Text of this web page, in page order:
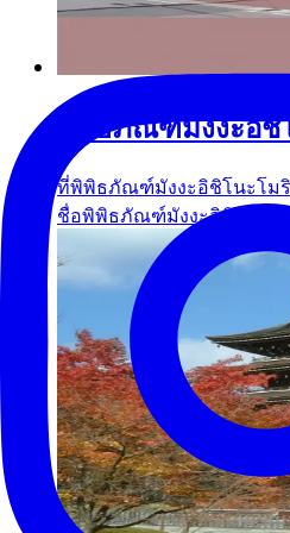
พิพิธภัณฑ์มังงะอิชิ
ที่พิพิธภัณฑ์มังงะอิชิโนะโม
ชื่อพิพิธภัณฑ์มังงะอิชิ...